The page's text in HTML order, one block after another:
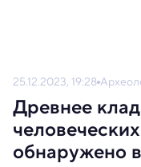
25.12.2023, 19:28
Древнее
обнаружено